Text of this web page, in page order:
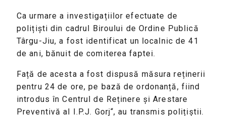
Ca urmare a investigațiilor efectuate de
polițiști din cadrul Biroului de Ordine Publică
Târgu-Jiu, a fost identificat un localnic de 41
de ani, bănuit de comiterea faptei.
Față de acesta a fost dispusă măsura reținerii
pentru 24 de ore, pe bază de ordonanță, fiind
introdus în Centrul de Reținere și Arestare
Preventivă al I.P.J. Gorj“, au transmis polițiștii.